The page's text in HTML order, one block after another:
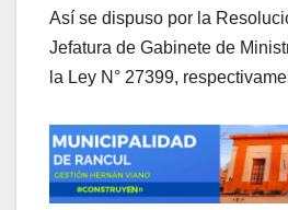
Así se dispuso por la
Jefatura de Gabinete de
la Ley N° 27399,